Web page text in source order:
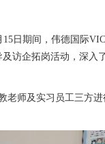
15日 期间 ，伟德国际
及访企拓岗活动，深入
老师及实习员工三方进